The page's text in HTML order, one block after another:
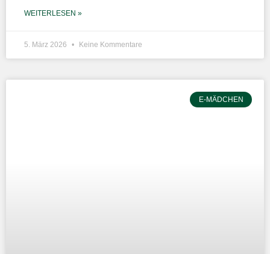
WEITERLESEN »
5. März 2026 Keine Kommentare
E-MÄDCHEN